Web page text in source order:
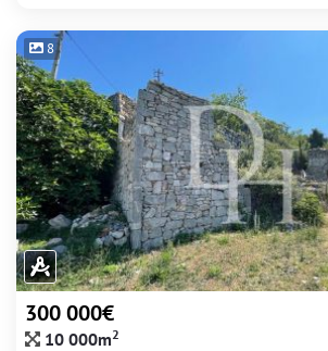
8
300 000€
10 000m2